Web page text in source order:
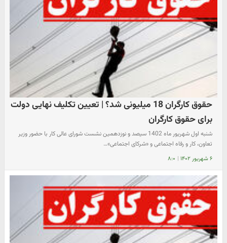
حقوق کارگران 18 میلیونی شد؟ | تعیین تکلیف نهایی دولت
برای حقوق کارگران
شنبه اول شهریور ماه 1402 سیصد و نوزدهمین نشست شورای عالی کار با حضور وزیر
تعاون، کار و رفاه اجتماعی و «شرکای اجتماعی»…
۶ شهریور ۱۴۰۲ | ۸:۰